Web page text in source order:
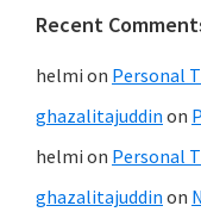
Recent
helmi on Personal
ghazalitajuddin on
helmi on Personal
ghazalitajuddin on